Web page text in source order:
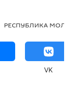
РЕСПУБЛИКА
VK